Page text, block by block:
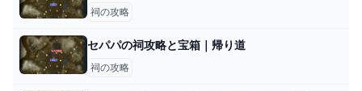
祠の攻略
セパパの祠攻略と宝箱｜帰り道
祠の攻略